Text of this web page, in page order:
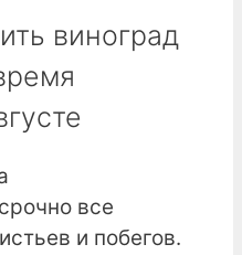
виноград
все
и побегов.